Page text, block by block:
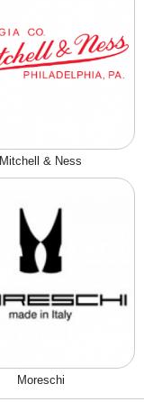
Mitchell & Ness
Moreschi